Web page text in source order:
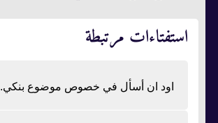
استفتاءات مرتبطة
اود ان أسأل في خصوص موضوع بنكي.